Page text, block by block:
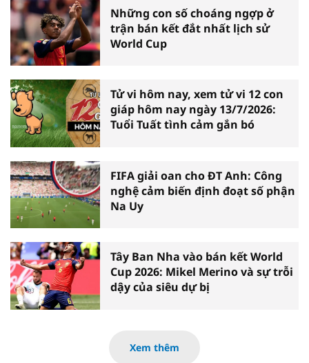
Những con số choáng ngợp ở
trận bán kết đắt nhất lịch sử
World Cup
Tử vi hôm nay, xem tử vi 12 con
giáp hôm nay ngày 13/7/2026:
Tuổi Tuất tình cảm gắn bó
FIFA giải oan cho ĐT Anh: Công
nghệ cảm biến định đoạt số phận
Na Uy
Tây Ban Nha vào bán kết World
Cup 2026: Mikel Merino và sự trỗi
dậy của siêu dự bị
Xem thêm